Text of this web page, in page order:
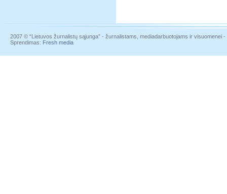
2007 © “Lietuvos žurnalistų sąjunga” - žurnalistams, mediadarbuotojams ir visuomenei
Sprendimas: Fresh media